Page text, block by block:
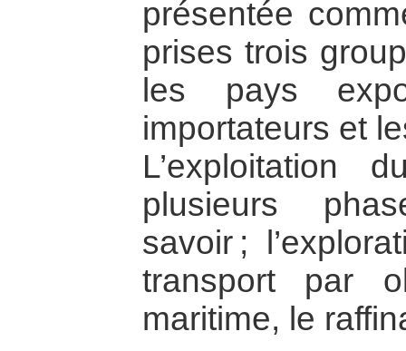
présentée
prises trois
les pays
importateurs et
L’exploitation
plusieurs
savoir ;
transport par
maritime, le